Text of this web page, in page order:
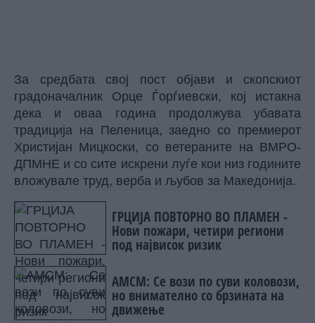
За средбата свој пост објави и скопскиот
градоначалник Орце Ѓорѓиевски, кој истакна
дека и оваа година продолжува убавата
традиција на Пеленица, заедно со премиерот
Христијан Мицкоски, со ветераните на ВМРО-
ДПМНЕ и со сите искрени луѓе кои низ годините
вложувале труд, верба и љубов за Македонија.
ГРЦИЈА ПОВТОРНО ВО ПЛАМЕН -
Нови пожари, четири региони
под највисок ризик
АМСМ: Се вози по суви коловози,
но внимателно со брзината на
движење